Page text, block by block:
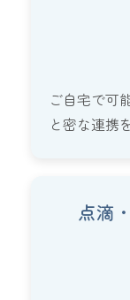
ご自宅で可
と密な連携
点滴